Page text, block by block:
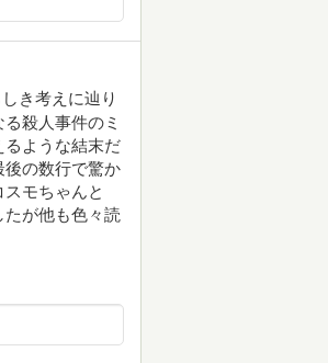
き考えに辿り
殺人事件のミ
るような結末だ
後の数行で驚か
モちゃんと
が他も色々読